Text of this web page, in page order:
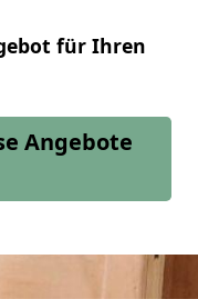
für Ihren
Angebote